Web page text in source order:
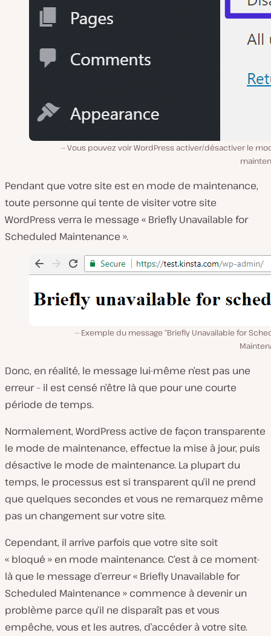
Vous pouvez voir WordPress activer/désactiver le
Pendant que votre site est en mode de maintenance,
toute personne qui tente de visiter votre site
WordPress verra le message « Briefly Unavailable for
Scheduled Maintenance ».
Exemple du message “Briefly Unavailable for
Donc, en réalité, le message lui-même n’est pas une
erreur – il est censé n’être là que pour une courte
période de temps.
Normalement, WordPress active de façon transparente
le mode de maintenance, effectue la mise à jour, puis
désactive le mode de maintenance. La plupart du
temps, le processus est si transparent qu’il ne prend
que quelques secondes et vous ne remarquez même
pas un changement sur votre site.
Cependant, il arrive parfois que votre site soit
« bloqué » en mode maintenance. C’est à ce moment-
là que le message d’erreur « Briefly Unavailable for
Scheduled Maintenance » commence à devenir un
problème parce qu’il ne disparaît pas et vous
empêche, vous et les autres, d’accéder à votre site.